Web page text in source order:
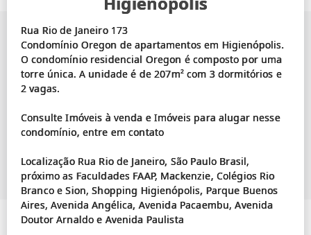
Rua Rio de Janeiro 173
Condomínio Oregon de apartamentos em Higienópolis.
O condomínio residencial Oregon é composto por uma
torre única. A unidade é de 207m² com 3 dormitórios e
2 vagas.
Consulte Imóveis à venda e Imóveis para alugar nesse
condomínio, entre em contato
Localização Rua Rio de Janeiro, São Paulo Brasil,
próximo as Faculdades FAAP, Mackenzie, Colégios Rio
Branco e Sion, Shopping Higienópolis, Parque Buenos
Aires, Avenida Angélica, Avenida Pacaembu, Avenida
Doutor Arnaldo e Avenida Paulista